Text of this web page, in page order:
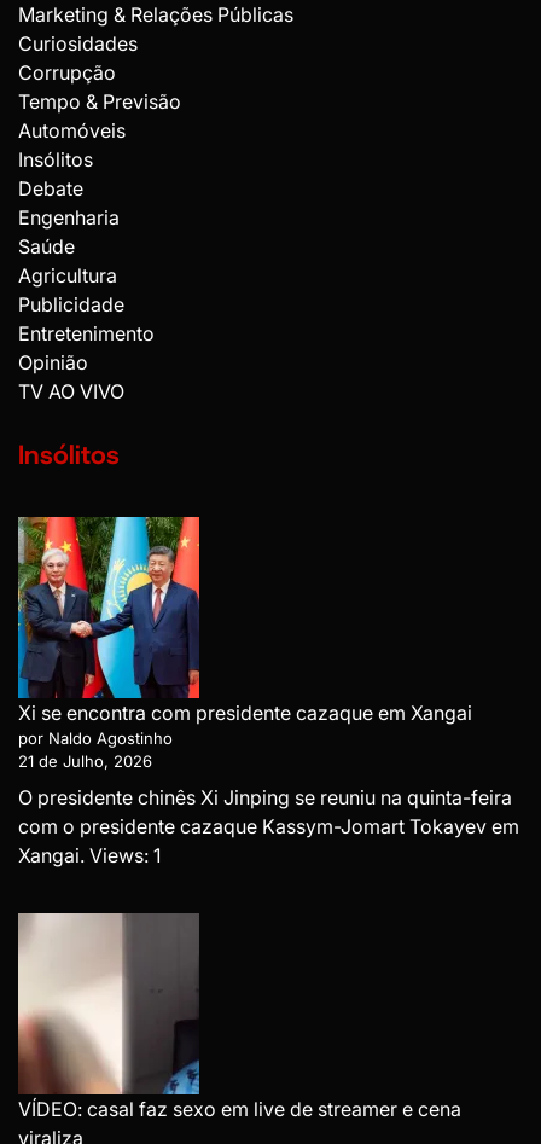
Marketing & Relações Públicas
Curiosidades
Corrupção
Tempo & Previsão
Automóveis
Insólitos
Debate
Engenharia
Saúde
Agricultura
Publicidade
Entretenimento
Opinião
TV AO VIVO
Insólitos
Xi se encontra com presidente cazaque em Xangai
por Naldo Agostinho
21 de Julho, 2026
O presidente chinês Xi Jinping se reuniu na quinta-feira
com o presidente cazaque Kassym-Jomart Tokayev em
Xangai. Views: 1
VÍDEO: casal faz sexo em live de streamer e cena
viraliza